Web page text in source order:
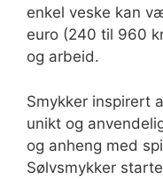
enkel veske kan
euro (240 til 960
og arbeid.
Smykker inspirert
unikt og
og anheng med
Sølvsmykker